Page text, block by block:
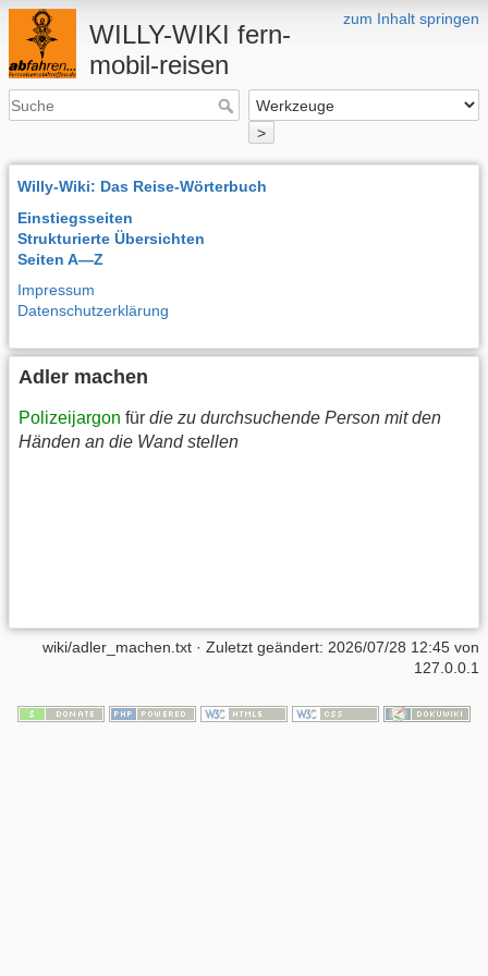
zum Inhalt springen
WILLY-WIKI fern-
mobil-reisen
>
Willy-Wiki: Das Reise-Wörterbuch
Einstiegsseiten
Strukturierte Übersichten
Seiten A—Z
Impressum
Datenschutzerklärung
Adler machen
Polizeijargon für die zu durchsuchende Person mit den
Händen an die Wand stellen
wiki/adler_machen.txt · Zuletzt geändert: 2026/07/28 12:45 von
127.0.0.1